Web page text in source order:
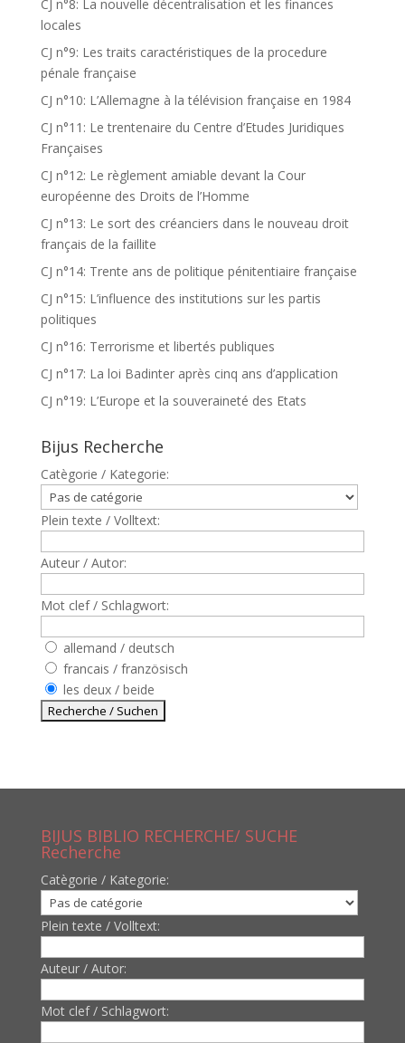
CJ n°8: La nouvelle décentralisation et les finances
locales
CJ n°9: Les traits caractéristiques de la procedure
pénale française
CJ n°10: L’Allemagne à la télévision française en 1984
CJ n°11: Le trentenaire du Centre d’Etudes Juridiques
Françaises
CJ n°12: Le règlement amiable devant la Cour
européenne des Droits de l’Homme
CJ n°13: Le sort des créanciers dans le nouveau droit
français de la faillite
CJ n°14: Trente ans de politique pénitentiaire française
CJ n°15: L’influence des institutions sur les partis
politiques
CJ n°16: Terrorisme et libertés publiques
CJ n°17: La loi Badinter après cinq ans d’application
CJ n°19: L’Europe et la souveraineté des Etats
Bijus Recherche
Catègorie / Kategorie:
Plein texte / Volltext:
Auteur / Autor:
Mot clef / Schlagwort:
allemand / deutsch
francais / französisch
les deux / beide
BIJUS BIBLIO RECHERCHE/ SUCHE
Recherche
Catègorie / Kategorie:
Plein texte / Volltext:
Auteur / Autor:
Mot clef / Schlagwort: